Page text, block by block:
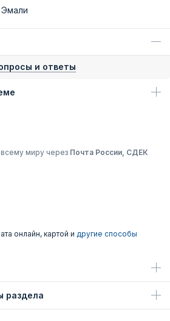
Эмали
и ответы
миру через Почта России, СДЕК
онлайн, картой и другие способы
раздела